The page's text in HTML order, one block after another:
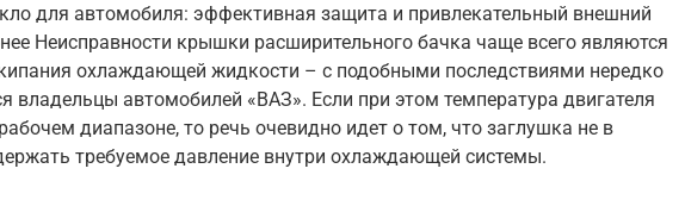
для автомобиля: эффективная защита и привлекательный внешний
Неисправности крышки расширительного бачка чаще всего являются
охлаждающей жидкости – с подобными последствиями нередко
владельцы автомобилей «ВАЗ». Если при этом температура двигателя
диапазоне, то речь очевидно идет о том, что заглушка не в
требуемое давление внутри охлаждающей системы.